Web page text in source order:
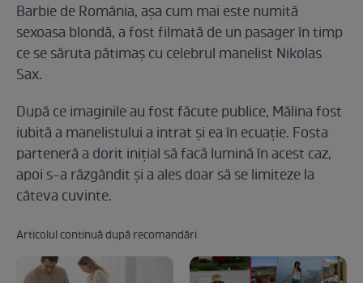
Barbie de România, aşa cum mai este numită
sexoasa blondă, a fost filmată de un pasager în timp
ce se săruta pătimaş cu celebrul manelist Nikolas
Sax.
După ce imaginile au fost făcute publice, Mălina fost
iubită a manelistului a intrat şi ea în ecuaţie. Fosta
parteneră a dorit iniţial să facă lumină în acest caz,
apoi s-a răzgândit şi a ales doar să se limiteze la
câteva cuvinte.
Articolul continuă după recomandări